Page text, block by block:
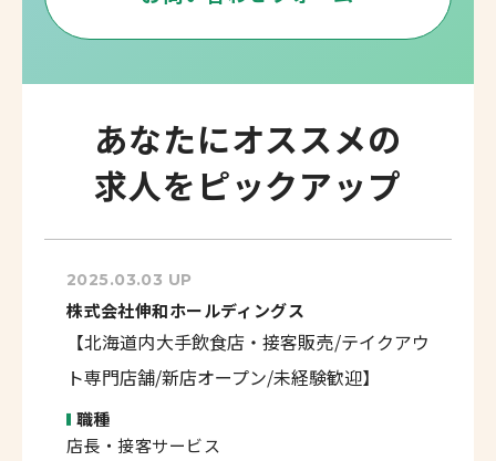
あなたにオススメの
求人をピックアップ
2025.03.03 UP
株式会社伸和ホールディングス
【北海道内大手飲食店・接客販売/テイクアウ
ト専門店舗/新店オープン/未経験歓迎】
職種
店長・接客サービス